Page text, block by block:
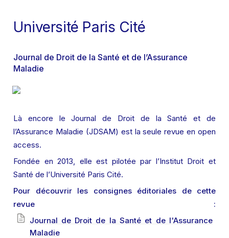
Université Paris Cité
Journal de Droit de la Santé et de l’Assurance
Maladie
Là encore le Journal de Droit de la Santé et de
l’Assurance Maladie (JDSAM) est la seule revue en open
access.
Fondée en 2013, elle est pilotée par l’Institut Droit et
Santé de l’Université Paris Cité.
Pour découvrir les consignes éditoriales de cette
revue :
Journal de Droit de la Santé et de l'Assurance
Maladie